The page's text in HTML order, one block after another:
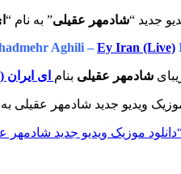
جدید “شادمهر عقیلی” به نام “
Aghili – Ey Iran (Live)
شادمهر عقیلی بنام ای ایران
موزیک ویدیو جدید شادمهر